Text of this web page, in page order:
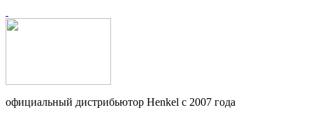
официальный дистрибьютор Henkel с 2007 года